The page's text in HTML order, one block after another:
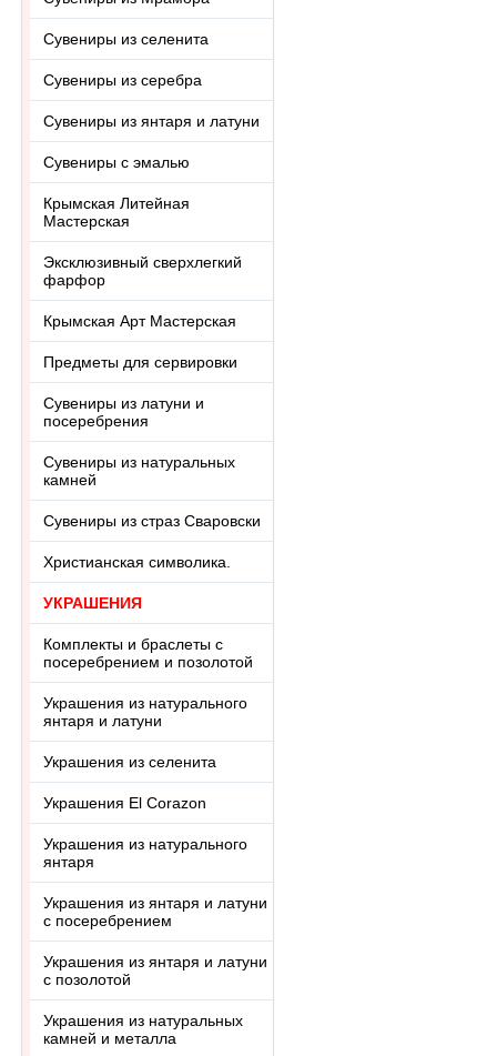
Сувениры из селенита
Сувениры из серебра
Сувениры из янтаря и латуни
Сувениры с эмалью
Крымская Литейная
Мастерская
Эксклюзивный сверхлегкий
фарфор
Крымская Арт Мастерская
Предметы для сервировки
Сувениры из латуни и
посеребрения
Сувениры из натуральных
камней
Сувениры из страз Сваровски
Христианская символика.
УКРАШЕНИЯ
Комплекты и браслеты с
посеребрением и позолотой
Украшения из натурального
янтаря и латуни
Украшения из селенита
Украшения El Corazon
Украшения из натурального
янтаря
Украшения из янтаря и латуни
с посеребрением
Украшения из янтаря и латуни
с позолотой
Украшения из натуральных
камней и металла